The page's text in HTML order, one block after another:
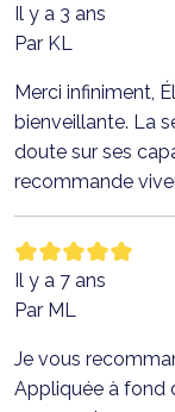
Il y a 3 ans
Par KL
Merci infiniment,
bienveillante. La
doute sur ses
recommande
Il y a 7 ans
Par ML
Je vous
Appliquée à fond